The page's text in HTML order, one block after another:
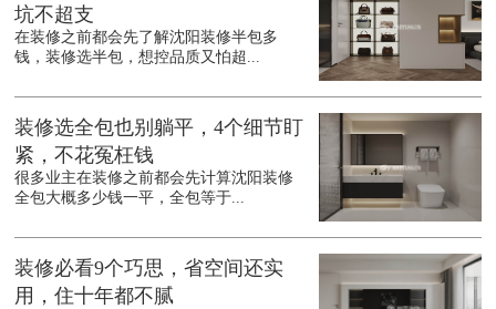
坑不超支
在装修之前都会先了解沈阳装修半包多
钱，装修选半包，想控品质又怕超...
装修选全包也别躺平，4个细节盯
紧，不花冤枉钱
很多业主在装修之前都会先计算沈阳装修
全包大概多少钱一平，全包等于...
装修必看9个巧思，省空间还实
用，住十年都不腻